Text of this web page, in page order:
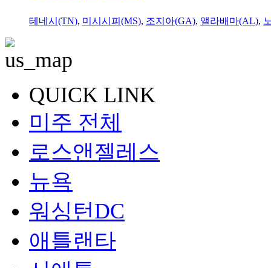
테네시(TN), 미시시피(MS), 조지아(GA), 앨라배마(AL),
QUICK LINK
미주 전체
로스앤젤레스
뉴욕
워싱턴DC
애틀랜타